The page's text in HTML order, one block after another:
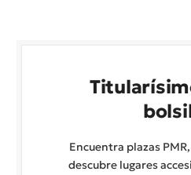
Encuentra plazas
descubre lugares